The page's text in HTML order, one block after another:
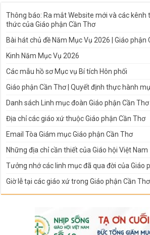
Thông báo: Ra mắt Website mới và các kênh
thức của Giáo phận Cần Thơ
Bài hát chủ đề Năm Mục Vụ 2026 | Giáo phận
Kinh Năm Mục Vụ 2026
Các mẫu hồ sơ Mục vụ Bí tích Hôn phối
Giáo phận Cần Thơ | Quyết định thực hành
Danh sách Linh mục đoàn Giáo phận Cần
Địa chỉ các giáo xứ thuộc Giáo phận Cần Thơ
Email Tòa Giám mục Giáo phận Cần Thơ
Những địa chỉ cần thiết của Giáo hội Việt Nam
Tưởng nhớ các linh mục đã qua đời của Giáo
Giờ lễ tại các giáo xứ trong Giáo phận Cần